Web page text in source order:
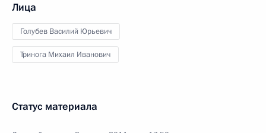
Лица
Голубев Василий Юрьевич
Тринога Михаил Иванович
Статус материала